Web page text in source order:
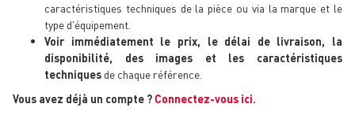
caractéristiques techniques de la pièce ou via la marque et le
type d'équipement.
Voir immédiatement le prix, le délai de livraison, la
disponibilité, des images et les caractéristiques
techniques de chaque référence.
Vous avez déjà un compte ? Connectez-vous ici.